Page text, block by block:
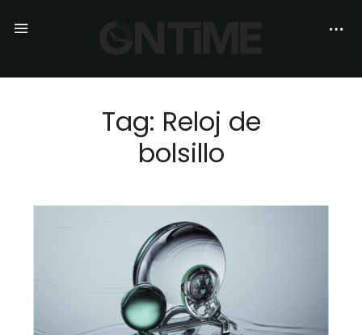
Tag: Reloj de
bolsillo